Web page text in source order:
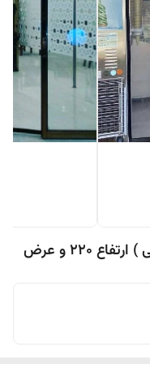
پرده توری مغناطیسی (پرده آهنربایی ) ارتفاع 220 و عرض